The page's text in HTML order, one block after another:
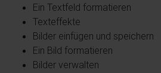
Ein Textfeld formatieren
Texteffekte
Bilder einfügen und speichern
Ein Bild formatieren
Bilder verwalten